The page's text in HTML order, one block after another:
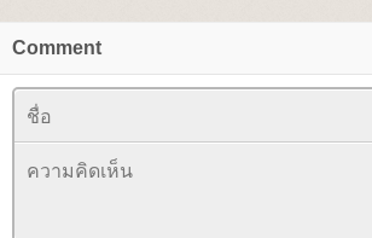
Comment